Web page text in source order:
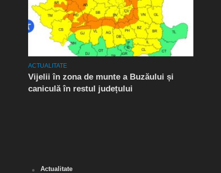
ACTUALITATE
Vijelii în zona de munte a Buzăului și
caniculă în restul județului
Actualitate